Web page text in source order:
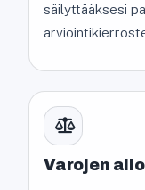
säilyttääksesi
Varojen